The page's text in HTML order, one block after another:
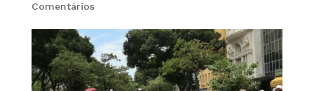
Comentários